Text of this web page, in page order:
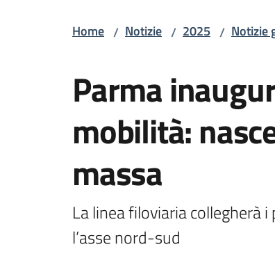
Home / Notizie / 2025 / Notizie
Parma
mobilità:
massa
La linea filoviaria collegherà
l’asse nord-sud